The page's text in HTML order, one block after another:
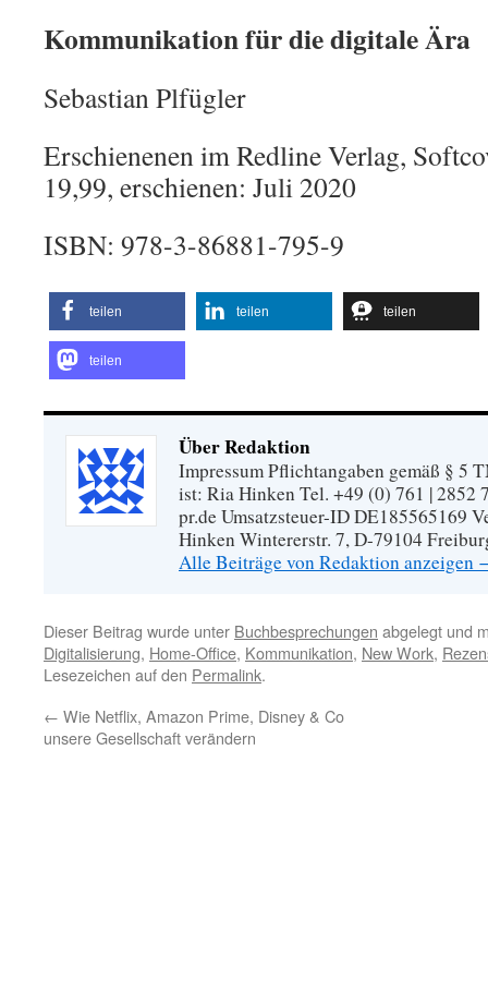
Kommunikation für die digitale Ära
Sebastian Plfügler
Erschienenen im Redline Verlag,
19,99, erschienen: Juli 2020
ISBN: 978-3-86881-795-9
teilen teilen teilen
teilen
Über Redaktion
Impressum Pflichtangaben gemäß § 5
ist: Ria Hinken Tel. +49 (0) 761 | 2852
pr.de Umsatzsteuer-ID DE185565169
Hinken Wintererstr. 7, D-79104
Alle Beiträge von Redaktion anzeigen
Dieser Beitrag wurde unter Buchbesprechungen abgelegt und
Digitalisierung, Home-Office, Kommunikation, New Work,
Lesezeichen auf den Permalink.
← Wie Netflix, Amazon Prime, Disney & Co
unsere Gesellschaft verändern